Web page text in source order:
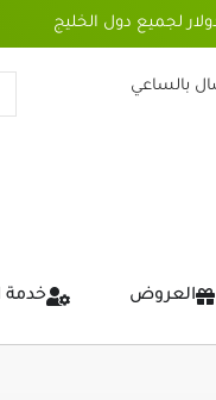
العروض خدمة